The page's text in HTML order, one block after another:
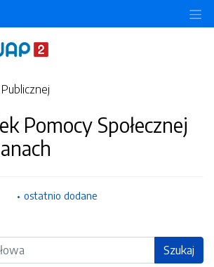
Pomocy Społecznej
ostatnio dodane
Szukaj